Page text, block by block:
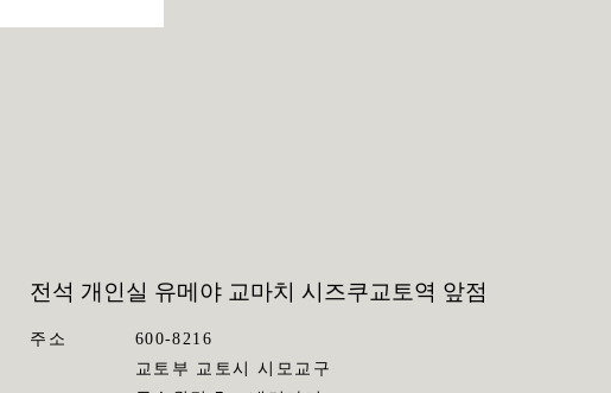
전석 개인실 유메야 교마치 시즈쿠교토역 앞점
주소
600-8216
교토부 교토시 시모교구